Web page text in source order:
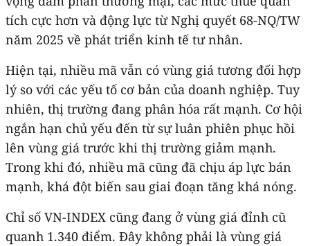
tích cực hơn và động lực từ Nghị quyết 68-NQ/TW
năm 2025 về phát triển kinh tế tư nhân.
Hiện tại, nhiều mã vẫn có vùng giá tương đối hợp
lý so với các yếu tố cơ bản của doanh nghiệp. Tuy
nhiên, thị trường đang phân hóa rất mạnh. Cơ hội
ngắn hạn chủ yếu đến từ sự luân phiên phục hồi
lên vùng giá trước khi thị trường giảm mạnh.
Trong khi đó, nhiều mã cũng đã chịu áp lực bán
mạnh, khá đột biến sau giai đoạn tăng khá nóng.
Chỉ số VN-INDEX cũng đang ở vùng giá đỉnh cũ
quanh 1.340 điểm. Đây không phải là vùng giá